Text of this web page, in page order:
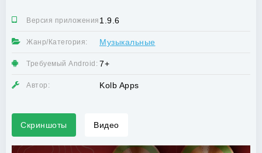
Версия приложения:1.9.6
Жанр/Категория: Музыкальные
Требуемый Android: 7+
Автор: Kolb Apps
Скриншоты Видео